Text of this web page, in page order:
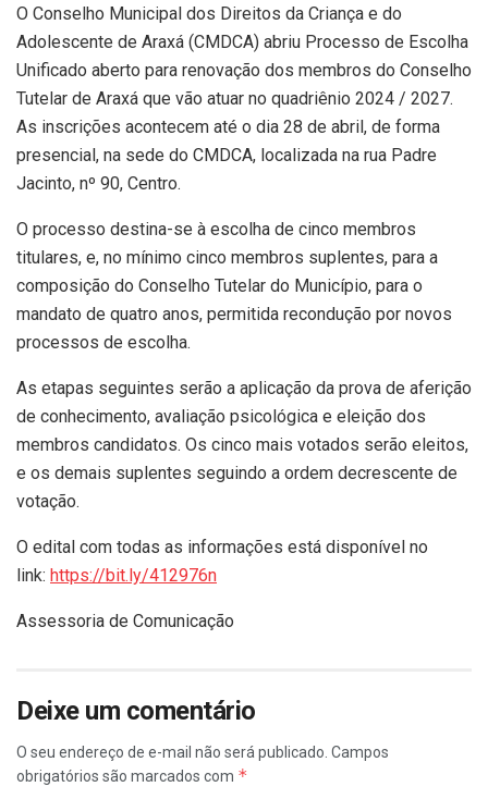
O Conselho Municipal dos Direitos da Criança e do
Adolescente de Araxá (CMDCA) abriu Processo de Escolha
Unificado aberto para renovação dos membros do Conselho
Tutelar de Araxá que vão atuar no quadriênio 2024 / 2027.
As inscrições acontecem até o dia 28 de abril, de forma
presencial, na sede do CMDCA, localizada na rua Padre
Jacinto, nº 90, Centro.
O processo destina-se à escolha de cinco membros
titulares, e, no mínimo cinco membros suplentes, para a
composição do Conselho Tutelar do Município, para o
mandato de quatro anos, permitida recondução por novos
processos de escolha.
As etapas seguintes serão a aplicação da prova de aferição
de conhecimento, avaliação psicológica e eleição dos
membros candidatos. Os cinco mais votados serão eleitos,
e os demais suplentes seguindo a ordem decrescente de
votação.
O edital com todas as informações está disponível no
link: https://bit.ly/412976n
Assessoria de Comunicação
Deixe um comentário
O seu endereço de e-mail não será publicado. Campos
obrigatórios são marcados com *